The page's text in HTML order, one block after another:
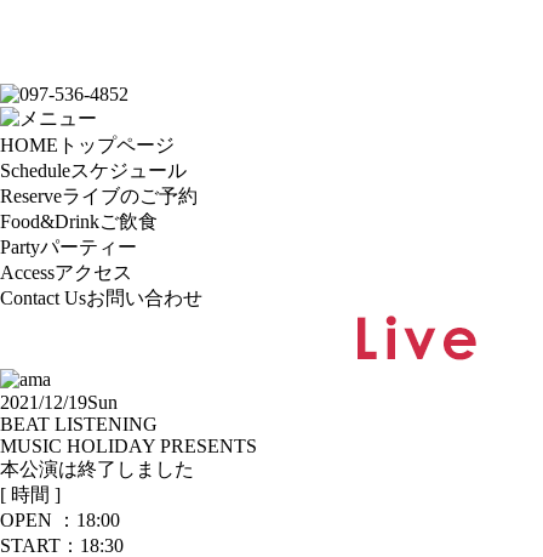
HOME トップページ
Scheduleスケジュール
Reserveライブのご予約
Food&Drinkご飲食
Partyパーティー
Accessアクセス
Contact Usお問い合わせ
2021/12/19Sun
BEAT LISTENING
MUSIC HOLIDAY PRESENTS
本公演は終了しました
[ 時間 ]
OPEN ： 18:00
START：18:30